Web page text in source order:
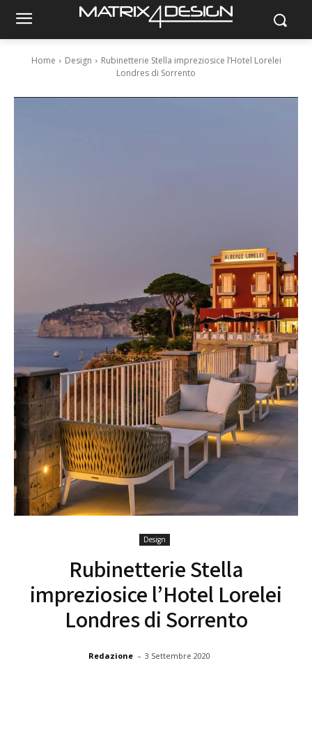
Home Design
Rubinetterie Stella impreziosice l’Hotel Lorelei
Londres di Sorrento
Design
Rubinetterie Stella
impreziosice l’Hotel Lorelei
Londres di Sorrento
Redazione - 3 Settembre 2020